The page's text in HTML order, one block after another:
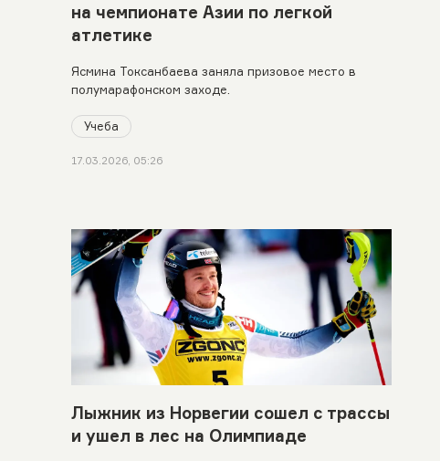
на чемпионате Азии по легкой
атлетике
Ясмина Токсанбаева заняла призовое место в
полумарафонском заходе.
Учеба
17.03.2026, 05:26
Лыжник из Норвегии сошел с трассы
и ушел в лес на Олимпиаде